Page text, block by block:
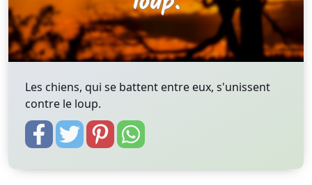
Les chiens, qui se battent entre eux, s'unissent
contre le loup.